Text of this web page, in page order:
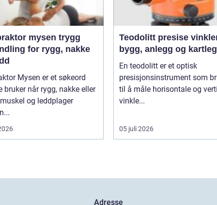
mysen trygg
for rygg, nakke
Mysen er et søkeord
bruker når rygg, nakke eller
og leddplager
Teodolitt presise vinkler for
bygg, anlegg og
En teodolitt er et optisk
presisjonsinstrument som
til å måle horisontale og
vinkle...
05 juli 2026
Adresse